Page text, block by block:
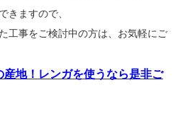
きますので、
工事をご検討中の方は、お気軽にご
産地！レンガを使うなら是非ご